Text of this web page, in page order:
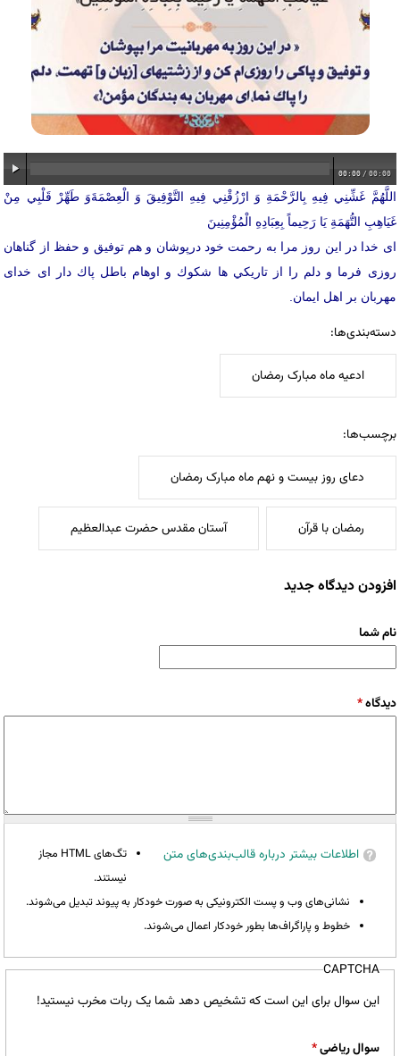
00:00 / 00:00
‏اللَّهُمَّ غَشِّنِي فِيهِ بِالرَّحْمَةِ وَ ارْزُقْنِي فِيهِ التَّوْفِيقَ وَ الْعِصْمَةَوَ طَهِّرْ قَلْبِي مِنْ
غَيَاهِبِ التُّهَمَةِ يَا رَحِيماً بِعِبَادِهِ الْمُؤْمِنِينَ‏
ای خدا در اين روز مرا به رحمت خود درپوشان و هم توفيق و حفظ از گناهان
روزی فرما و دلم را از تاريكي ها شكوك و اوهام باطل پاك دار ای خدای
مهربان بر اهل ايمان.
دسته‌بندی‌ها:
ادعیه ماه مبارک رمضان
برچسب‌ها:
دعای روز بیست و نهم ماه مبارک رمضان
رمضان با قرآن آستان مقدس حضرت عبدالعظیم
افزودن دیدگاه جدید
نام شما
دیدگاه*
اطلاعات بیشتر درباره قالب‌بندی‌های متن
تگ‌های HTML مجاز
نیستند.
نشانی‌های وب و پست الکترونیکی به صورت خودکار به پیوند تبدیل می‌شوند.
خطوط و پاراگراف‌ها بطور خودکار اعمال می‌شوند.
CAPTCHA
این سوال برای این است که تشخیص دهد شما یک ربات مخرب نیستید!
سوال ریاضی*